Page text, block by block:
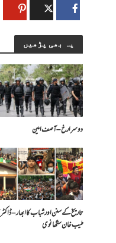
یہ بھی پڑھیں
دوسرا رخ – آصف امین
تاریخ کے سنن اور شباب کا ابھار – ڈاکٹر
طیب خان سنگھانوی